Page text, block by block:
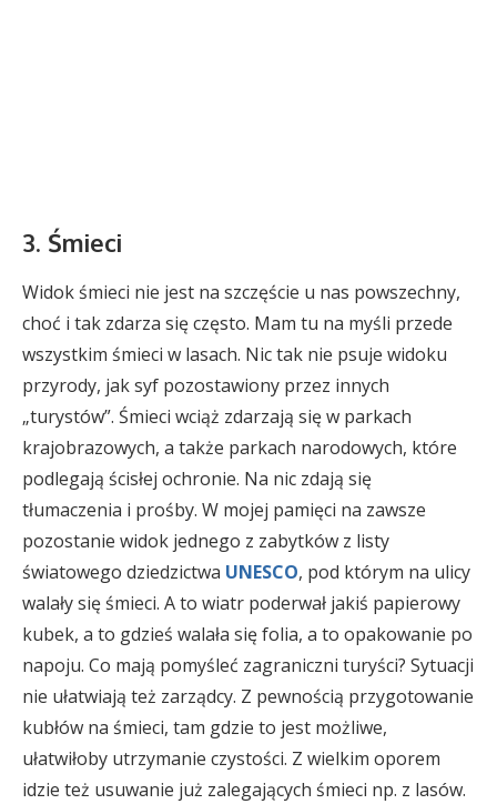
3. Śmieci
Widok śmieci nie jest na szczęście u nas powszechny,
choć i tak zdarza się często. Mam tu na myśli przede
wszystkim śmieci w lasach. Nic tak nie psuje widoku
przyrody, jak syf pozostawiony przez innych
„turystów”. Śmieci wciąż zdarzają się w parkach
krajobrazowych, a także parkach narodowych, które
podlegają ścisłej ochronie. Na nic zdają się
tłumaczenia i prośby. W mojej pamięci na zawsze
pozostanie widok jednego z zabytków z listy
światowego dziedzictwa UNESCO, pod którym na ulicy
walały się śmieci. A to wiatr poderwał jakiś papierowy
kubek, a to gdzieś walała się folia, a to opakowanie po
napoju. Co mają pomyśleć zagraniczni turyści? Sytuacji
nie ułatwiają też zarządcy. Z pewnością przygotowanie
kubłów na śmieci, tam gdzie to jest możliwe,
ułatwiłoby utrzymanie czystości. Z wielkim oporem
idzie też usuwanie już zalegających śmieci np. z lasów.